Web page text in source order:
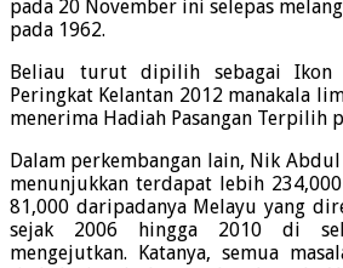
pada 20 November ini selepas
pada 1962.
Beliau turut dipilih sebagai Ikon
Peringkat Kelantan 2012 manakala
menerima Hadiah Pasangan Terpilih
Dalam perkembangan lain, Nik
menunjukkan terdapat lebih
81,000 daripadanya Melayu yang
sejak 2006 hingga 2010 di
mengejutkan. Katanya, semua